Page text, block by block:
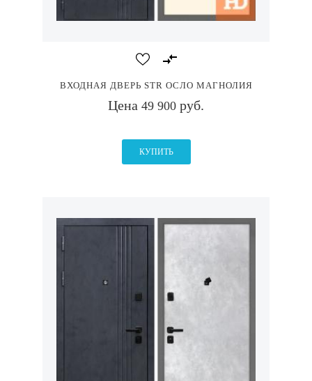
ВХОДНАЯ ДВЕРЬ STR ОСЛО МАГНОЛИЯ
Цена 49 900 руб.
КУПИТЬ